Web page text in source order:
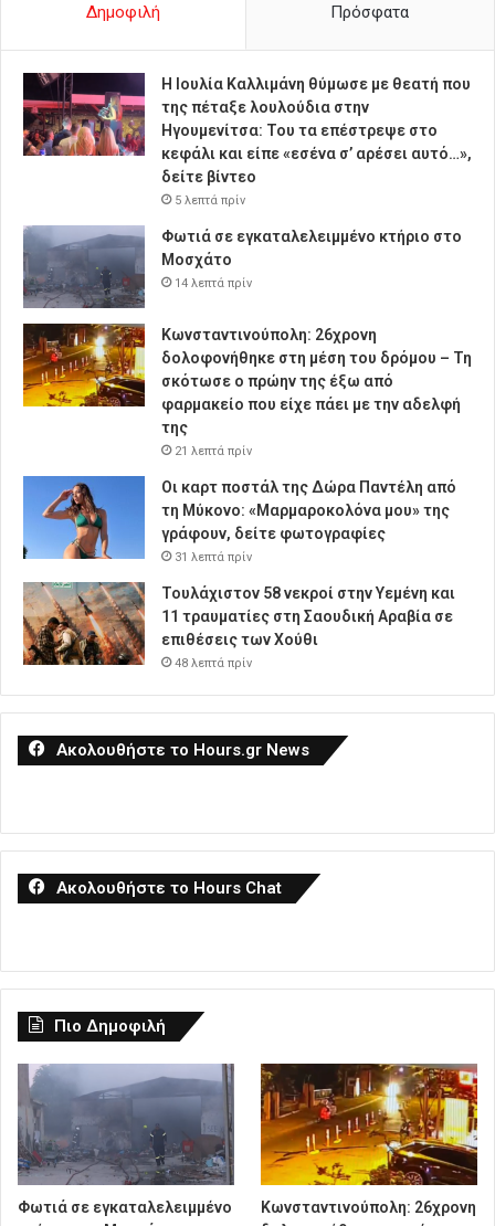
Δημοφιλή Πρόσφατα
Η Ιουλία Καλλιμάνη θύμωσε με θεατή που
της πέταξε λουλούδια στην
Ηγουμενίτσα: Του τα επέστρεψε στο
κεφάλι και είπε «εσένα σ’ αρέσει αυτό…»,
δείτε βίντεο
5 λεπτά πρίν
Φωτιά σε εγκαταλελειμμένο κτήριο στο
Μοσχάτο
14 λεπτά πρίν
Κωνσταντινούπολη: 26χρονη
δολοφονήθηκε στη μέση του δρόμου – Τη
σκότωσε ο πρώην της έξω από
φαρμακείο που είχε πάει με την αδελφή
της
21 λεπτά πρίν
Οι καρτ ποστάλ της Δώρα Παντέλη από
τη Μύκονο: «Μαρμαροκολόνα μου» της
γράφουν, δείτε φωτογραφίες
31 λεπτά πρίν
Τουλάχιστον 58 νεκροί στην Υεμένη και
11 τραυματίες στη Σαουδική Αραβία σε
επιθέσεις των Χούθι
48 λεπτά πρίν
Ακολουθήστε το Hours.gr News
Ακολουθήστε το Hours Chat
Πιο Δημοφιλή
Φωτιά σε εγκαταλελειμμένο
Κωνσταντινούπολη: 26χρονη